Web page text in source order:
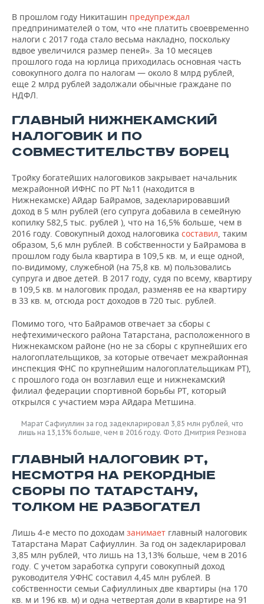
В прошлом году Никиташин предупреждал
предпринимателей о том, что «не платить своевременно
налоги с 2017 года стало весьма накладно, поскольку
вдвое увеличился размер пеней». За 10 месяцев
прошлого года на юрлица приходилась основная часть
совокупного долга по налогам — около 8 млрд рублей,
еще 2 млрд рублей задолжали обычные граждане по
НДФЛ.
ГЛАВНЫЙ НИЖНЕКАМСКИЙ
НАЛОГОВИК И ПО
СОВМЕСТИТЕЛЬСТВУ БОРЕЦ
Тройку богатейших налоговиков закрывает начальник
межрайонной ИФНС по РТ №11 (находится в
Нижнекамске) Айдар Байрамов, задекларировавший
доход в 5 млн рублей (его супруга добавила в семейную
копилку 582,5 тыс. рублей ), что на 16,5% больше, чем в
2016 году. Совокупный доход налоговика составил, таким
образом, 5,6 млн рублей. В собственности у Байрамова в
прошлом году была квартира в 109,5 кв. м, и еще одной,
по-видимому, служебной (на 75,8 кв. м) пользовались
супруга и двое детей. В 2017 году, судя по всему, квартиру
в 109,5 кв. м налоговик продал, разменяв ее на квартиру
в 33 кв. м, отсюда рост доходов в 720 тыс. рублей.
Помимо того, что Байрамов отвечает за сборы с
нефтехимического района Татарстана, расположенного в
Нижнекамском районе (но не за сборы с крупнейших его
налогоплательщиков, за которые отвечает межрайонная
инспекция ФНС по крупнейшим налогоплательщикам РТ),
с прошлого года он возглавил еще и нижнекамский
филиал федерации спортивной борьбы РТ, который
открылся с участием мэра Айдара Метшина.
Марат Сафиуллин за год задекларировал 3,85 млн рублей, что
лишь на 13,13% больше, чем в 2016 году. Фото Дмитрия Резнова
ГЛАВНЫЙ НАЛОГОВИК РТ,
НЕСМОТРЯ НА РЕКОРДНЫЕ
СБОРЫ ПО ТАТАРСТАНУ,
ТОЛКОМ НЕ РАЗБОГАТЕЛ
Лишь 4-е место по доходам занимает главный налоговик
Татарстана Марат Сафиуллин. За год он задекларировал
3,85 млн рублей, что лишь на 13,13% больше, чем в 2016
году. С учетом заработка супруги совокупный доход
руководителя УФНС составил 4,45 млн рублей. В
собственности семьи Сафиуллиных две квартиры (на 170
кв. м и 196 кв. м) и одна четвертая доли в квартире на 91